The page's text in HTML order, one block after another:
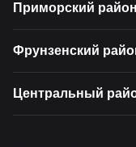
Приморский район
Фрунзенский
Центральный